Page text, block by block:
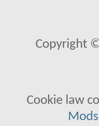
Copyright
Cookie law